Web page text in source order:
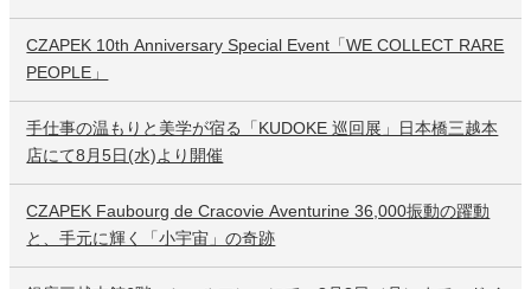
CZAPEK 10th Anniversary Special Event「WE COLLECT RARE
PEOPLE」
手仕事の温もりと美学が宿る「KUDOKE 巡回展」日本橋三越本
店にて8月5日(水)より開催
CZAPEK Faubourg de Cracovie Aventurine 36,000振動の躍動
と、手元に輝く「小宇宙」の奇跡